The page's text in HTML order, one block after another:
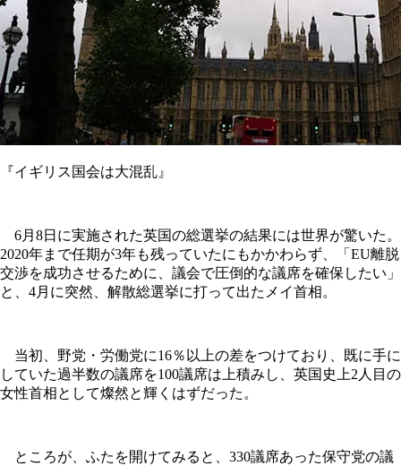
『イギリス国会は大混乱』
6月8日に実施された英国の総選挙の結果には世界が驚いた。
2020年まで任期が3年も残っていたにもかかわらず、「EU離脱
交渉を成功させるために、議会で圧倒的な議席を確保したい」
と、4月に突然、解散総選挙に打って出たメイ首相。
当初、野党・労働党に16％以上の差をつけており、既に手に
していた過半数の議席を100議席は上積みし、英国史上2人目の
女性首相として燦然と輝くはずだった。
ところが、ふたを開けてみると、330議席あった保守党の議